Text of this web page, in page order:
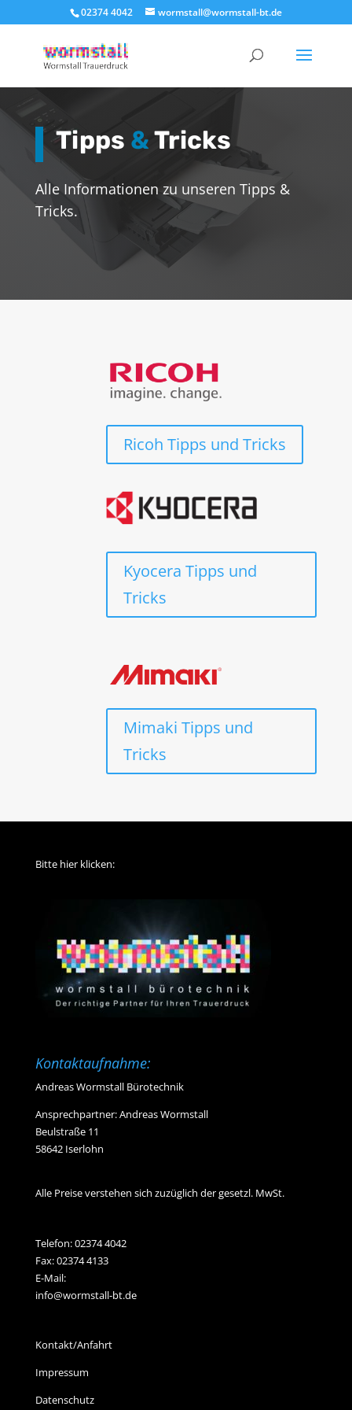
02374 4042 wormstall@wormstall-bt.de
Tipps &Tricks
Alle Informationen zu unseren Tipps &
Tricks.
Ricoh Tipps und Tricks
Kyocera Tipps und
Tricks
Mimaki Tipps und
Tricks
Bitte hier klicken:
Kontaktaufnahme:
Andreas Wormstall Bürotechnik
Ansprechpartner: Andreas Wormstall
Beulstraße 11
58642 Iserlohn
Alle Preise verstehen sich zuzüglich der gesetzl. MwSt.
Telefon:02374 4042
Fax: 02374 4133
E-Mail:
info@wormstall-bt.de
Kontakt/Anfahrt
Impressum
Datenschutz